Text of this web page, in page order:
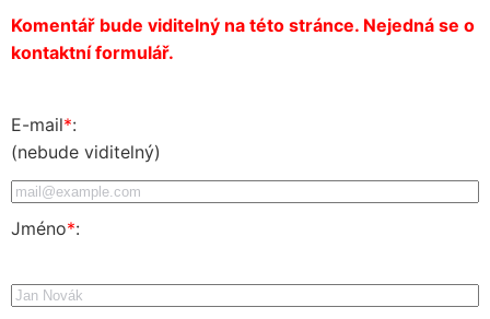
Komentář bude viditelný na této stránce. Nejedná se o
kontaktní formulář.
E-mail*:
(nebude viditelný)
Jméno*: